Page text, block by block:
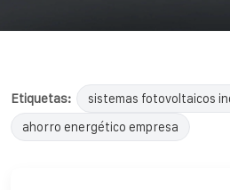
Etiquetas: sistemas fotovoltaicos
ahorro energético empresa